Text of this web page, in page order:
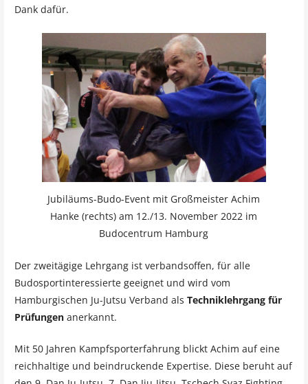
Dank dafür.
Jubiläums-Budo-Event mit Großmeister Achim
Hanke (rechts) am 12./13. November 2022 im
Budocentrum Hamburg
Der zweitägige Lehrgang ist verbandsoffen, für alle
Budosportinteressierte geeignet und wird vom
Hamburgischen Ju-Jutsu Verband als Techniklehrgang für
Prüfungenanerkannt.
Mit 50 Jahren Kampfsporterfahrung blickt Achim auf eine
reichhaltige und beindruckende Expertise. Diese beruht auf